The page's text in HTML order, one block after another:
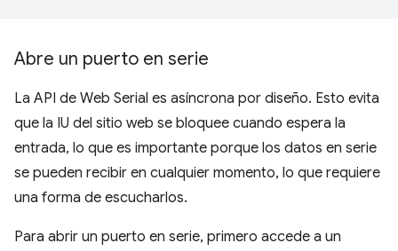
Abre un puerto en serie
La API de Web Serial es asíncrona por diseño. Esto evita
que la IU del sitio web se bloquee cuando espera la
entrada, lo que es importante porque los datos en serie
se pueden recibir en cualquier momento, lo que requiere
una forma de escucharlos.
Para abrir un puerto en serie, primero accede a un